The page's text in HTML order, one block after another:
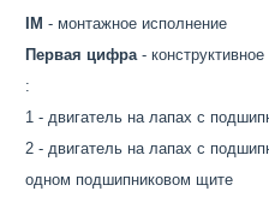
IM - монтажное исполнение
Первая цифра-
:
1 - двигатель на лапах с
2 - двигатель на лапах с
одном подшипниковом щите